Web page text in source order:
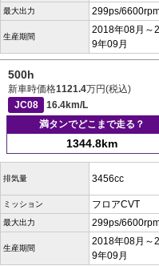
最大出力 299ps/
生産期間
2018年08月～
9年09月
500h
新車時価格1121.4万円(税込)
JC08
16.4km/L
満タンでどこまで走る？
1344.8km
排気量 3456cc
ミッション フロアCVT
最大出力 299ps/
生産期間
2018年08月～
9年09月